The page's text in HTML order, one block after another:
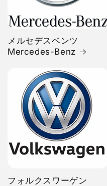
メルセデスベンツ
Mercedes-Benz
フォルクスワーゲン